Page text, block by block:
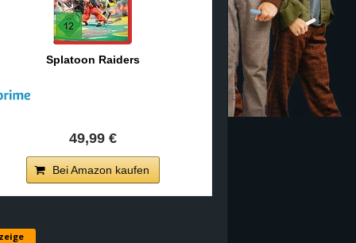
Splatoon Raiders
49,99 €
Bei Amazon kaufen